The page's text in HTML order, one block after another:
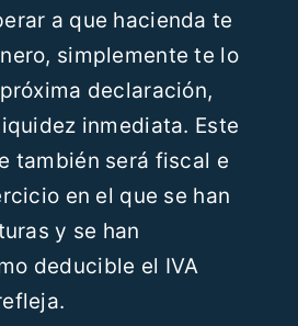
a que hacienda te
simplemente te lo
declaración,
inmediata. Este
también será fiscal e
en el que se han
y se han
deducible el IVA